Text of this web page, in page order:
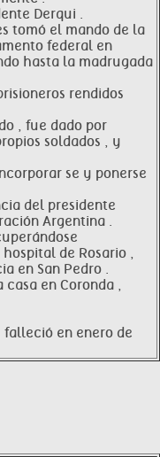
Derqui .
tomó el mando de la
federal en
hasta la madrugada
rendidos
, fue dado por
soldados , y
se y ponerse
del presidente
Argentina .
de Rosario ,
en San Pedro .
en Coronda ,
en enero de